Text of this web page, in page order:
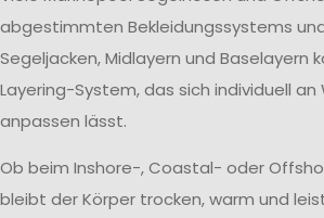
abgestimmten Bekleidungssystems
Segeljacken, Midlayern und
Layering-System, das sich individuell
anpassen lässt.
Ob beim Inshore-, Coastal- oder
bleibt der Körper trocken, warm und